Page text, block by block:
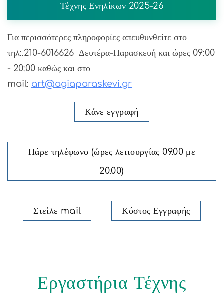
Τέχνης Ενηλίκων 2025-26
Για περισσότερες πληροφορίες απευθυνθείτε στο
τηλ:.210-6016626 Δευτέρα-Παρασκευή και ώρες 09:00
- 20:00 καθώς και στο
mail: art@agiaparaskevi.gr
Κάνε εγγραφή
Πάρε τηλέφωνο (ώρες λειτουργίας 09.00 με
20.00)
Στείλε mail Κόστος Εγγραφής
Εργαστήρια Τέχνης